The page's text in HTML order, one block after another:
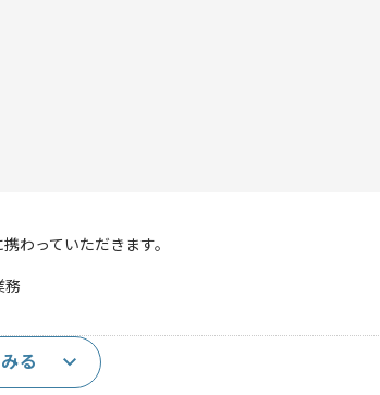
わっていただきます。
務
る